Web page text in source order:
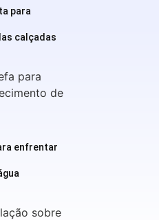
para
calçadas
enfrentar